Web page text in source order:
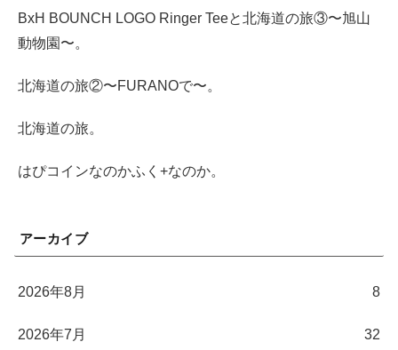
BxH BOUNCH LOGO Ringer Teeと北海道の旅③〜旭山
動物園〜。
北海道の旅②〜FURANOで〜。
北海道の旅。
はぴコインなのかふく+なのか。
アーカイブ
2026年8月 8
2026年7月 32